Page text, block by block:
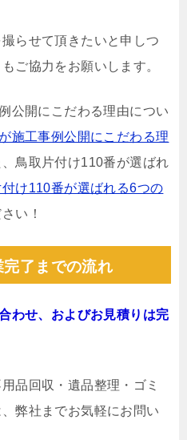
らせて頂きたいと申しつ
ご協力をお願いします。
公開にこだわる理由につい
施工事例公開にこだわる理
鳥取片付け110番が選ばれ
付け110番が選ばれる6つの
い！
了までの流れ
わせ、およびお見積りは完
品回収・遺品整理・ゴミ
弊社までお気軽にお問い